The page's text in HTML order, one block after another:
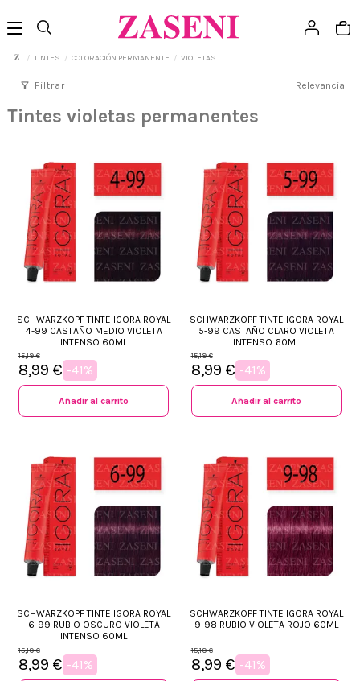
TINTES COLORACIÓN PERMANENTE VIOLETAS
filter_alt Filtrar Relevancia
Tintes violetas permanentes
SCHWARZKOPF TINTE IGORA ROYAL
4-99 CASTAÑO MEDIO VIOLETA
INTENSO 60ML
15,19 €
8,99 € -41%
Añadir al carrito
SCHWARZKOPF TINTE IGORA ROYAL
5-99 CASTAÑO CLARO VIOLETA
INTENSO 60ML
15,19 €
8,99 € -41%
Añadir al carrito
SCHWARZKOPF TINTE IGORA ROYAL
6-99 RUBIO OSCURO VIOLETA
INTENSO 60ML
15,19 €
8,99 € -41%
SCHWARZKOPF TINTE IGORA ROYAL
9-98 RUBIO VIOLETA ROJO 60ML
15,19 €
8,99 € -41%